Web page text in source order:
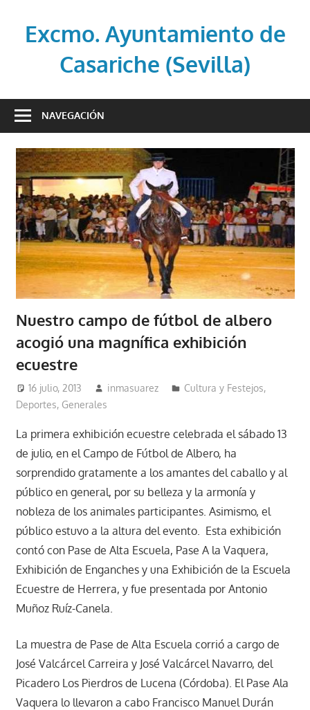
contenidoExcmo. Ayuntamiento de
Casariche (Sevilla)
oficial
Ayuntamiento
de
Casariche
(Sevilla)
NAVEGACIÓN
Nuestro campo de fútbol de albero
acogió una magnífica exhibición
ecuestre
16 julio, 2013 inmasuarez Cultura y Festejos,
Deportes, Generales
La primera exhibición ecuestre celebrada el sábado 13
de julio, en el Campo de Fútbol de Albero, ha
sorprendido gratamente a los amantes del caballo y al
público en general, por su belleza y la armonía y
nobleza de los animales participantes. Asimismo, el
público estuvo a la altura del evento. Esta exhibición
contó con Pase de Alta Escuela, Pase A la Vaquera,
Exhibición de Enganches y una Exhibición de la Escuela
Ecuestre de Herrera, y fue presentada por Antonio
Muñoz Ruíz-Canela.
La muestra de Pase de Alta Escuela corrió a cargo de
José Valcárcel Carreira y José Valcárcel Navarro, del
Picadero Los Pierdros de Lucena (Córdoba). El Pase Ala
Vaquera lo llevaron a cabo Francisco Manuel Durán